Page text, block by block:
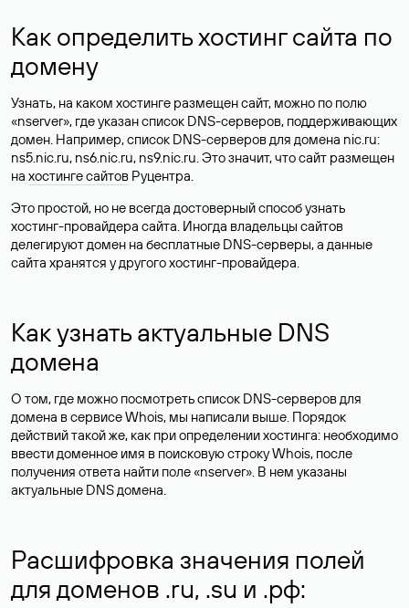
Как определить хостинг сайта по
домену
Узнать, на каком хостинге размещен сайт, можно по полю
«nserver», где указан список DNS-серверов, поддерживающих
домен. Например, список DNS-серверов для домена nic.ru:
ns5.nic.ru, ns6.nic.ru, ns9.nic.ru. Это значит, что сайт размещен
на хостинге сайтов Руцентра.
Это простой, но не всегда достоверный способ узнать
хостинг-провайдера сайта. Иногда владельцы сайтов
делегируют домен на бесплатные DNS-серверы, а данные
сайта хранятся у другого хостинг-провайдера.
Как узнать актуальные DNS
домена
О том, где можно посмотреть список DNS-серверов для
домена в сервисе Whois, мы написали выше. Порядок
действий такой же, как при определении хостинга: необходимо
ввести доменное имя в поисковую строку Whois, после
получения ответа найти поле «nserver». В нем указаны
актуальные DNS домена.
Расшифровка значения полей
для доменов .ru, .su и .рф: